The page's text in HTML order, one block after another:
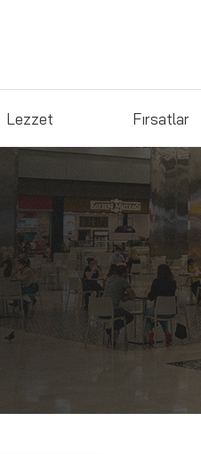
Lezzet Fırsatlar